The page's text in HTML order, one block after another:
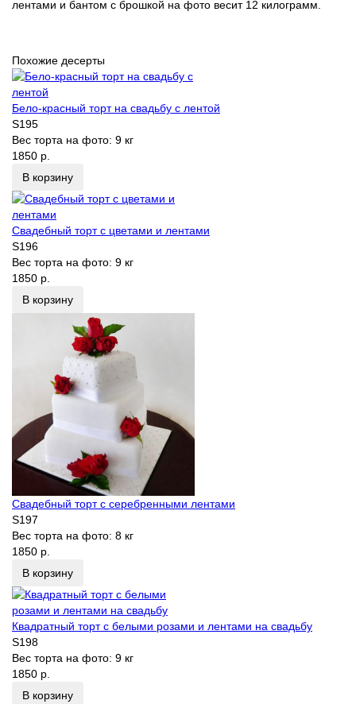
лентами и бантом с брошкой на фото весит 12 килограмм.
Похожие десерты
Бело-красный торт на свадьбу с лентой
S195
Вес торта на фото: 9 кг
1850 р.
В корзину
Свадебный торт с цветами и лентами
S196
Вес торта на фото: 9 кг
1850 р.
В корзину
Свадебный торт с серебренными лентами
S197
Вес торта на фото: 8 кг
1850 р.
В корзину
Квадратный торт с белыми розами и лентами на свадьбу
S198
Вес торта на фото: 9 кг
1850 р.
В корзину